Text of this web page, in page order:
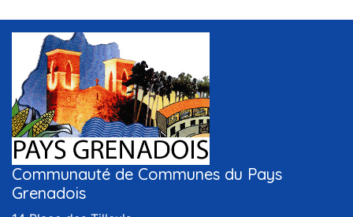
Communauté de Communes du Pays
Grenadois